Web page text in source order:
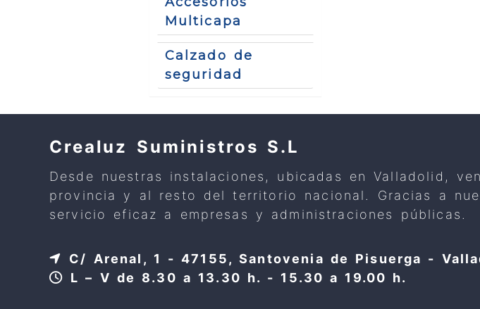
Multicapa
Calzado de
seguridad
Crealuz Suministros S.L
Desde nuestras instalaciones, ubicadas en Valladolid,
provincia y al resto del territorio nacional. Gracias a
servicio eficaz a empresas y administraciones públicas.
C/ Arenal, 1 - 47155, Santovenia de Pisuerga -
L – V de 8.30 a 13.30 h. - 15.30 a 19.00 h.